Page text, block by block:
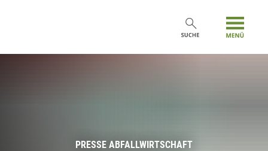
PRESSE ABFALLWIRTSCHAFT